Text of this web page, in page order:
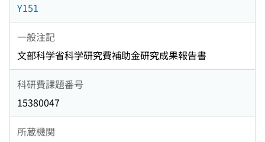
Y151
一般注記
文部科学省科学研究費補助金研究成果報告書
科研費課題番号
15380047
所蔵機関